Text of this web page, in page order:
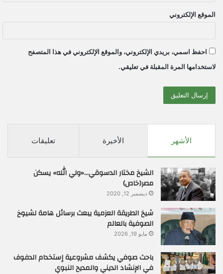
الموقع الإلكتروني
احفظ اسمي، بريدي الإلكتروني، والموقع الإلكتروني في هذا المتصفح
لاستخدامها المرة المقبلة في تعليقي.
الأشهر الأخيرة تعليقات
الشيخ مختار الدسوقي…«ولي الله» يسكن
مصر(خاص)
ديسمبر 12, 2020
شيخ الطريقة العزمية يبعث برسائل هامة لشيوخ
الصوفية بالعالم
مايو 19, 2026
باحث صوفي يكشف مشروعية إستخدام الدفوف
في الإنشاد الديني والمديح النبوي